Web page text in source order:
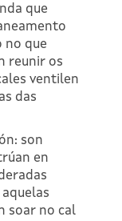
que
no que
reunir os
ventilen
das
son
en
soar no cal